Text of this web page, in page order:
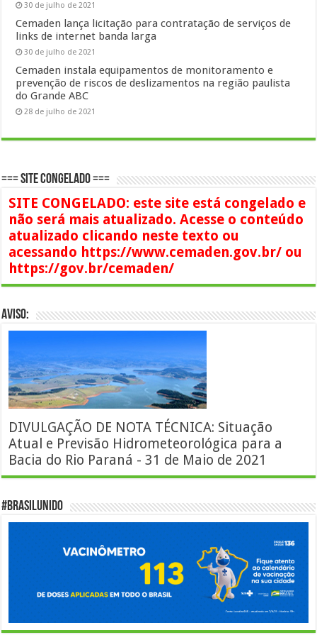
30 de julho de 2021
Cemaden lança licitação para contratação de serviços de
links de internet banda larga
30 de julho de 2021
Cemaden instala equipamentos de monitoramento e
prevenção de riscos de deslizamentos na região paulista
do Grande ABC
28 de julho de 2021
=== SITE CONGELADO ===
SITE CONGELADO: este site está congelado e
não será mais atualizado. Acesse o conteúdo
atualizado clicando neste texto ou
acessando https://www.cemaden.gov.br/ ou
https://gov.br/cemaden/
AVISO:
DIVULGAÇÃO DE NOTA TÉCNICA: Situação
Atual e Previsão Hidrometeorológica para a
Bacia do Rio Paraná - 31 de Maio de 2021
#BrasilUnido